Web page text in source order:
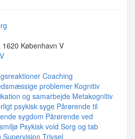
København V
Coaching
problemer Kognitiv
og samarbejde Metakognitiv
psykisk syge Pårørende til
sygdom Pårørende ved
Psykisk vold Sorg og tab
Supervision Trivsel